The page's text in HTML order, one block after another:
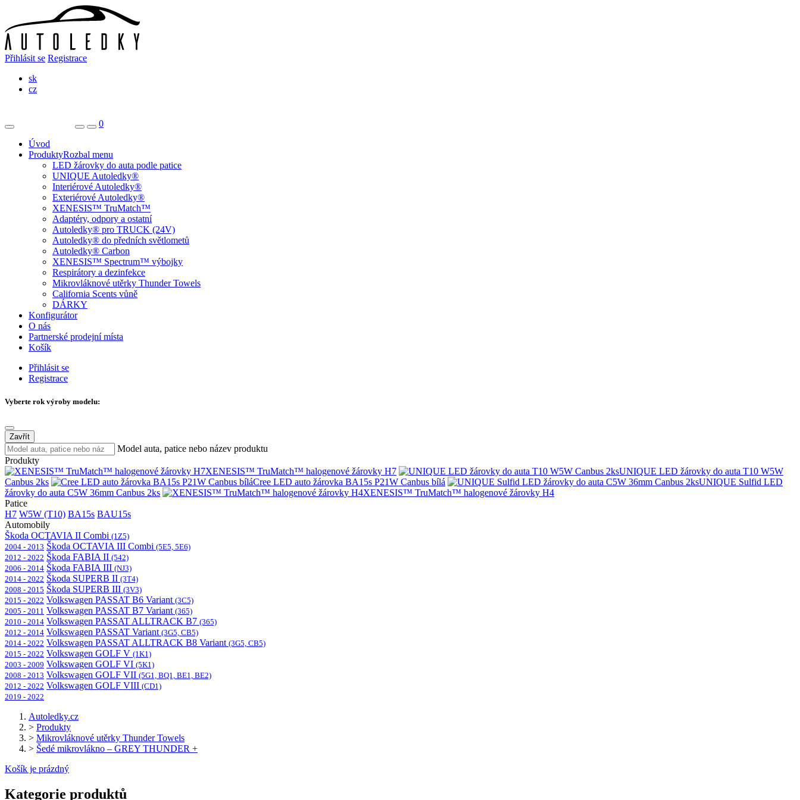
Přihlásit se Registrace
sk
cz
0
Úvod
ProduktyRozbal menu
LED žárovky do auta podle patice
UNIQUE Autoledky®
Interiérové Autoledky®
Exteriérové Autoledky®
XENESIS™ TruMatch™
Adaptéry, odpory a ostatní
Autoledky® pro TRUCK (24V)
Autoledky® do předních světlometů
Autoledky® Carbon
XENESIS™ Spectrum™ výbojky
Respirátory a dezinfekce
Mikrovláknové utěrky Thunder Towels
California Scents vůně
DÁRKY
Konfigurátor
O nás
Partnerské prodejní místa
Košík
Přihlásit se
Registrace
Vyberte rok výroby modelu:
Zavřít
Model auta, patice nebo název produktu
Produkty
XENESIS™ TruMatch™ halogenové žárovky H7
UNIQUE LED žárovky do auta T10 W5W
Canbus 2ks
Cree LED auto žárovka BA15s P21W Canbus bílá
UNIQUE Sulfid LED
žárovky do auta C5W 36mm Canbus 2ks
XENESIS™ TruMatch™ halogenové žárovky H4
Patice
H7 W5W (T10) BA15s BAU15s
Automobily
Škoda OCTAVIA II Combi (1Z5)
2004 - 2013 Škoda OCTAVIA III Combi (5E5, 5E6)
2012 - 2022 Škoda FABIA II (542)
2006 - 2014 Škoda FABIA III (NJ3)
2014 - 2022 Škoda SUPERB II (3T4)
2008 - 2015 Škoda SUPERB III (3V3)
2015 - 2022 Volkswagen PASSAT B6 Variant (3C5)
2005 - 2011 Volkswagen PASSAT B7 Variant (365)
2010 - 2014 Volkswagen PASSAT ALLTRACK B7 (365)
2012 - 2014 Volkswagen PASSAT Variant (3G5, CB5)
2014 - 2022 Volkswagen PASSAT ALLTRACK B8 Variant (3G5, CB5)
2015 - 2022 Volkswagen GOLF V (1K1)
2003 - 2009 Volkswagen GOLF VI (5K1)
2008 - 2013 Volkswagen GOLF VII (5G1, BQ1, BE1, BE2)
2012 - 2022 Volkswagen GOLF VIII (CD1)
2019 - 2022
Autoledky.cz
> Produkty
> Mikrovláknové utěrky Thunder Towels
> Šedé mikrovlákno – GREY THUNDER +
Košík je prázdný
Kategorie produktů